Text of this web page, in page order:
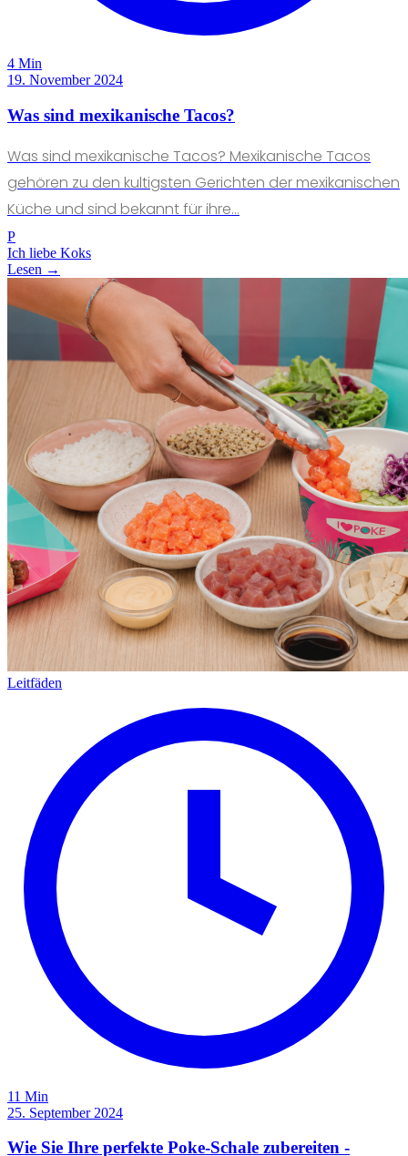
4 Min
19. November 2024
Was sind mexikanische Tacos?
Was sind mexikanische Tacos? Mexikanische Tacos
gehören zu den kultigsten Gerichten der mexikanischen
Küche und sind bekannt für ihre...
P
Ich liebe Koks
Lesen →
Leitfäden
11 Min
25. September 2024
Wie Sie Ihre perfekte Poke-Schale zubereiten -